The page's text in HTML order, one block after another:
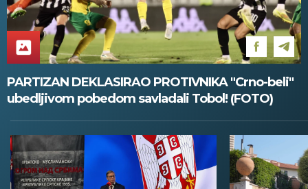
PARTIZAN DEKLASIRAO PROTIVNIKA "Crno-beli"
ubedljivom pobedom savladali Tobol! (FOTO)